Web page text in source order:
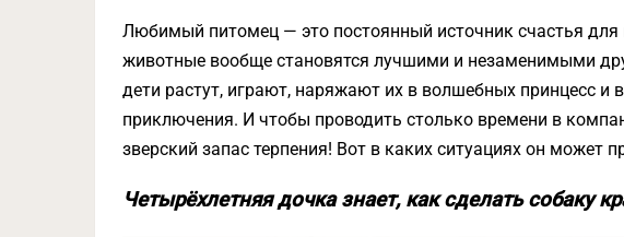
Любимый питомец — это постоянный источник счастья
животные вообще становятся лучшими и незаменимыми
дети растут, играют, наряжают их в волшебных принцесс и
приключения. И чтобы проводить столько времени в
зверский запас терпения! Вот в каких ситуациях он может
Четырёхлетняя дочка знает, как сделать собаку